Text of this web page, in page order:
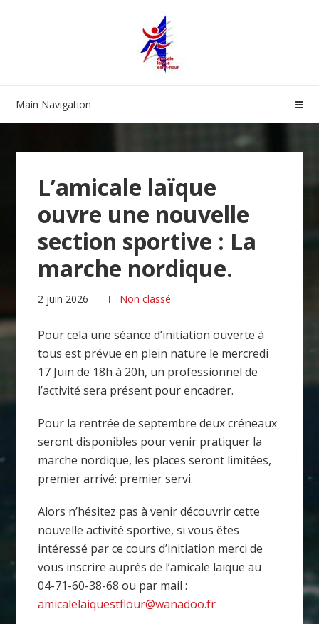
Main Navigation
L’amicale laïque
ouvre une nouvelle
section sportive : La
marche nordique.
2 juin 2026 Non classé
Pour cela une séance d’initiation ouverte à
tous est prévue en plein nature le mercredi
17 Juin de 18h à 20h, un professionnel de
l’activité sera présent pour encadrer.
Pour la rentrée de septembre deux créneaux
seront disponibles pour venir pratiquer la
marche nordique, les places seront limitées,
premier arrivé: premier servi.
Alors n’hésitez pas à venir découvrir cette
nouvelle activité sportive, si vous êtes
intéressé par ce cours d’initiation merci de
vous inscrire auprès de l’amicale laïque au
04-71-60-38-68 ou par mail :
amicalelaiquestflour@wanadoo.fr